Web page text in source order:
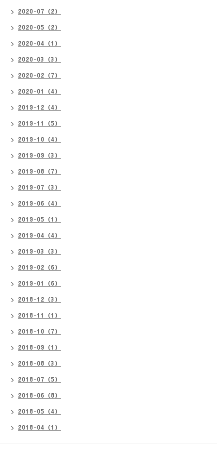
2020-07（2）
2020-05（2）
2020-04（1）
2020-03（3）
2020-02（7）
2020-01（4）
2019-12（4）
2019-11（5）
2019-10（4）
2019-09（3）
2019-08（7）
2019-07（3）
2019-06（4）
2019-05（1）
2019-04（4）
2019-03（3）
2019-02（6）
2019-01（6）
2018-12（3）
2018-11（1）
2018-10（7）
2018-09（1）
2018-08（3）
2018-07（5）
2018-06（8）
2018-05（4）
2018-04（1）